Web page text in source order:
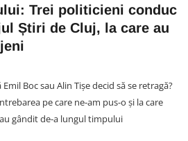
Trei politicieni conduc
Știri de Cluj, la care au
Boc sau Alin Tișe decid să se retragă?
pe care ne-am pus-o și la care
gândit de-a lungul timpului